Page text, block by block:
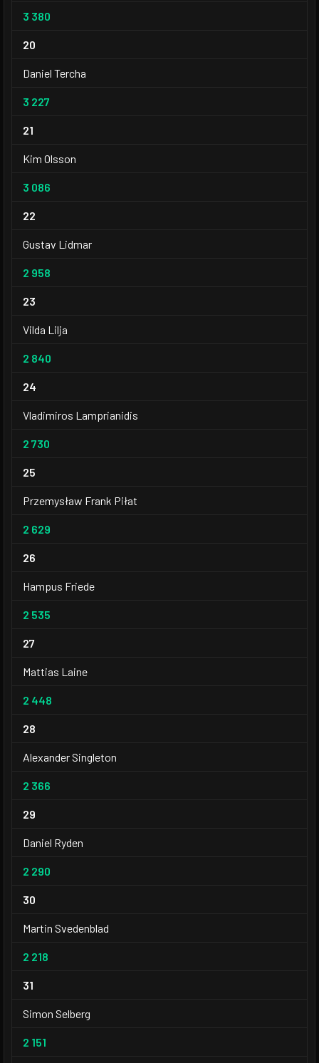
3 380
20
Daniel Tercha
3 227
21
Kim Olsson
3 086
22
Gustav Lidmar
2 958
23
Vilda Lilja
2 840
24
Vladimiros Lamprianidis
2 730
25
Przemysław Frank Piłat
2 629
26
Hampus Friede
2 535
27
Mattias Laine
2 448
28
Alexander Singleton
2 366
29
Daniel Ryden
2 290
30
Martin Svedenblad
2 218
31
Simon Selberg
2 151